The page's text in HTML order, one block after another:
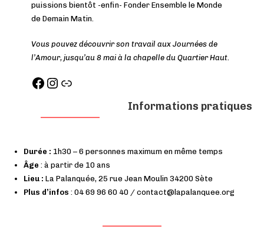
puissions bientôt -enfin- Fonder Ensemble le Monde
de Demain Matin.
Vous pouvez découvrir son travail aux Journées de
l’Amour, jusqu’au 8 mai à la chapelle du Quartier Haut.
Informations pratiques
Durée : 1h30 – 6 personnes maximum en même temps
Âge : à partir de 10 ans
Lieu : La Palanquée, 25 rue Jean Moulin 34200 Sète
Plus d’infos : 04 69 96 60 40 / contact@lapalanquee.org